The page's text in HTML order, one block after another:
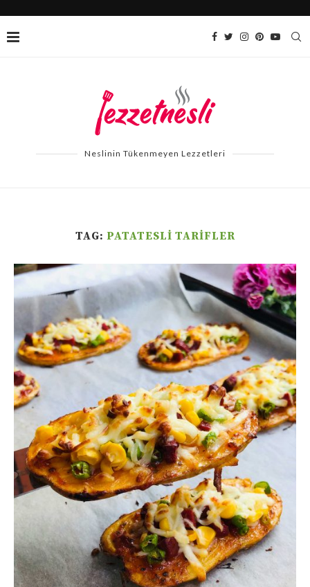
Neslinin Tükenmeyen Lezzetleri
TAG: PATATESLI TARIFLER